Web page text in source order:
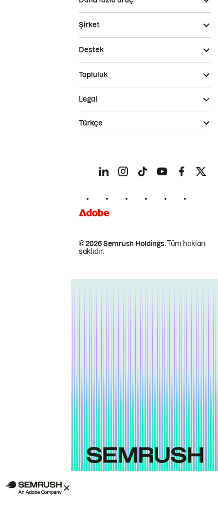
Şirket
Destek
Topluluk
© 2026 Semrush Holdings.Tüm hakları
saklıdır.
Legal
Türkçe